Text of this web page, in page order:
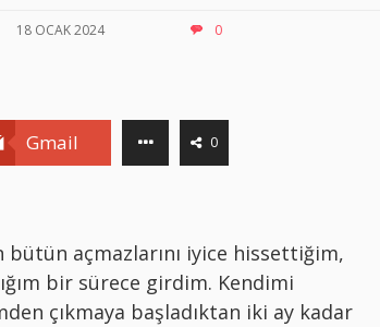
18 OCAK 2024 0
Gmail 0
bütün açmazlarını iyice hissettiğim,
bir sürece girdim. Kendimi
çıkmaya başladıktan iki ay kadar